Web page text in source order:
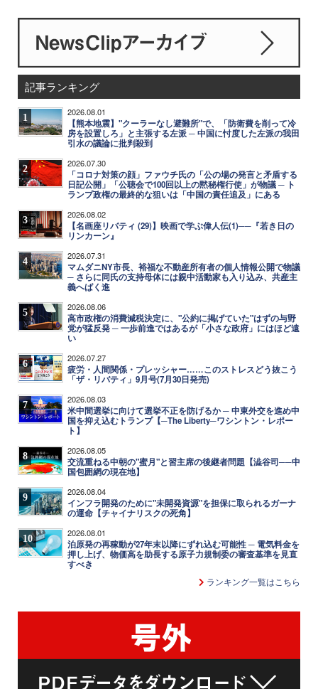
記事ランキング
1 2026.08.01
【熊本地震】"クーラーなし避難所"で、「防衛費を削って冷
房を設置しろ」と主張する左派 ─ 中国に忖度した左派の我田
引水の議論に批判殺到
2 2026.07.30
「コロナ対策の顔」ファウチ氏の「公の場の発言と矛盾する
日記公開」「公聴会で100回以上の黙秘権行使」が物議 ─ ト
ランプ政権の最終的な狙いは「中国の責任追及」にある
3 2026.08.02
【名画座リバティ (29)】映画で学ぶ偉人伝(1)──『若き日の
リンカーン』
4 2026.07.31
マムダニNY市長、裕福な不動産所有者の個人情報公開で物議
─ さらに同氏の支持母体には親中活動家も入り込み、共産主
義へばく進
5 2026.08.06
高市政権の消費減税決定に、"公約に掲げていた"はずの与野
党が猛反発 ─ 一歩前進ではあるが「小さな政府」にはほど遠
い
6 2026.07.27
疲労・人間関係・プレッシャー……このストレスどう抜こう
「ザ・リバティ」9月号(7月30日発売)
7 2026.08.03
米中間選挙に向けて選挙不正を防げるか ─ 中東外交を進め中
国を抑え込むトランプ【─The Liberty─ワシントン・レポー
ト】
8 2026.08.05
交流重ねる中朝の"蜜月"と習主席の後継者問題【澁谷司──中
国包囲網の現在地】
9 2026.08.04
インフラ開発のために"未開発資源"を担保に取られるガーナ
の運命【チャイナリスクの死角】
10 2026.08.01
泊原発の再稼動が27年末以降にずれ込む可能性 ─ 電気料金を
押し上げ、物価高を助長する原子力規制委の審査基準を見直
すべき
ランキング一覧はこちら